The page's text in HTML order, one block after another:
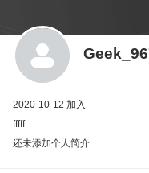
2020-10-12 加入
fffff
还未添加个人简介